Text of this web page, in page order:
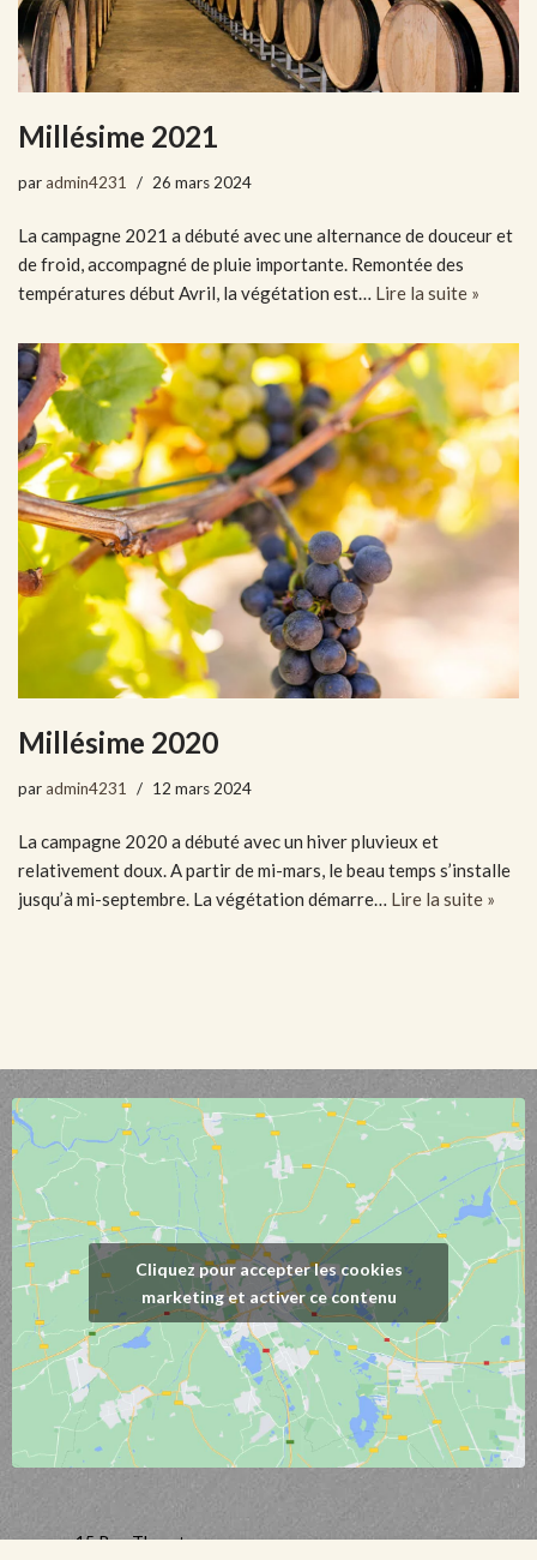
Millésime 2021
paradmin4231 26 mars 2024
La campagne 2021 a débuté avec une alternance de douceur et
de froid, accompagné de pluie importante. Remontée des
températures début Avril, la végétation est… Lire la suite »
Millésime 2020
paradmin4231 12 mars 2024
La campagne 2020 a débuté avec un hiver pluvieux et
relativement doux. A partir de mi-mars, le beau temps s’installe
jusqu’à mi-septembre. La végétation démarre… Lire la suite »
Cliquez pour accepter les cookies
marketing et activer ce contenu
15 Rue Thurot,